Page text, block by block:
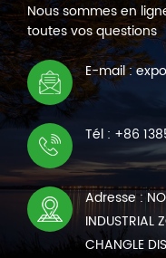
LIRE LA SUITE
Nous sommes en
toutes vos questions
E-mail :
Tél : +86
Adresse :
INDUSTRIAL
CHANGLE